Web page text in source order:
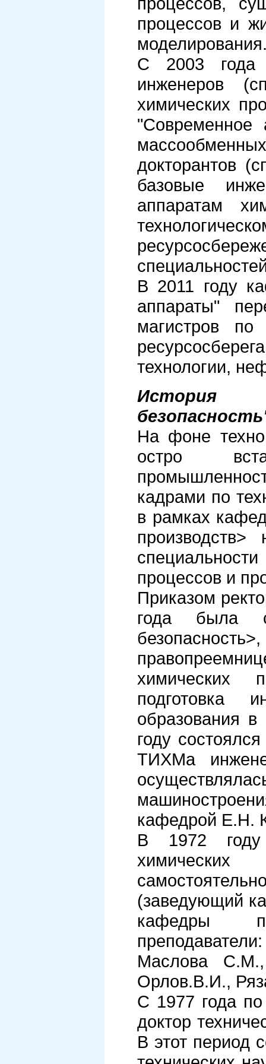
процессов и
С 2003 года
инженеров
химических
"Современное
докторантов
базовые
аппаратам
В 2011 году
аппараты"
магистров
технологии,
История
На фоне
остро
кадрами по
в рамках
процессов и
Приказом
года была
химических
подготовка
образования
году
ТИХМа
кафедрой Е.Н.
В 1972
химических
(заведующий
кафедры
Маслова
Орлов.В.И.,
С 1977 года
доктор
В этот период